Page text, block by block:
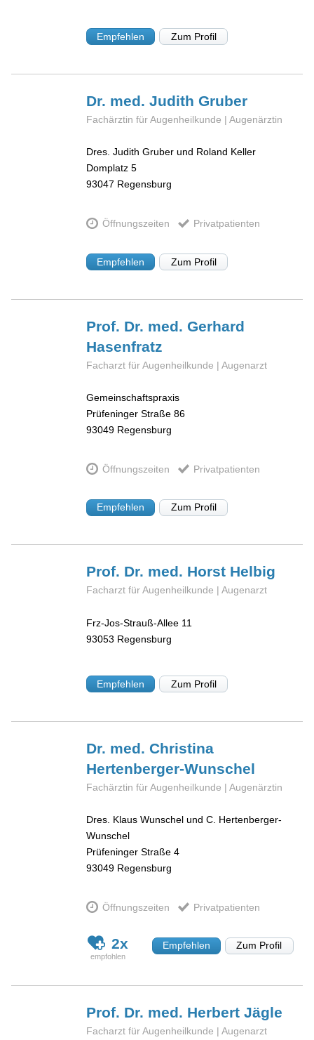
Empfehlen Zum Profil
Dr. med. JudithGruber
Fachärztin für Augenheilkunde | Augenärztin
Dres. Judith Gruber und Roland Keller
Domplatz 5
93047 Regensburg
Öffnungszeiten Privatpatienten
Empfehlen Zum Profil
Prof. Dr. med. Gerhard
Hasenfratz
Facharzt für Augenheilkunde | Augenarzt
Gemeinschaftspraxis
Prüfeninger Straße 86
93049 Regensburg
Öffnungszeiten Privatpatienten
Empfehlen Zum Profil
Prof. Dr. med. Horst Helbig
Facharzt für Augenheilkunde | Augenarzt
Frz-Jos-Strauß-Allee 11
93053 Regensburg
Empfehlen Zum Profil
Dr. med. Christina
Hertenberger-Wunschel
Fachärztin für Augenheilkunde | Augenärztin
Dres. Klaus Wunschel und C. Hertenberger-
Wunschel
Prüfeninger Straße 4
93049 Regensburg
Öffnungszeiten Privatpatienten
2x Empfehlen Zum Profil
Prof. Dr. med. HerbertJägle
Facharzt für Augenheilkunde | Augenarzt